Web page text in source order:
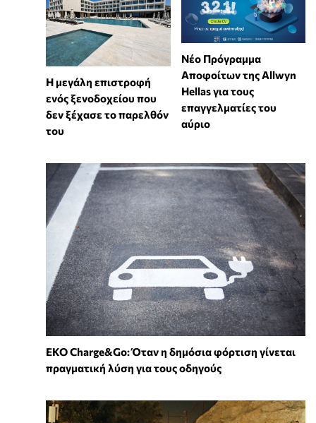
Η μεγάλη επιστροφή
ενός ξενοδοχείου που
δεν ξέχασε το παρελθόν
του
Νέο Πρόγραμμα
Αποφοίτων της Allwyn
Hellas για τους
επαγγελματίες του
αύριο
EKO Charge&Go: Όταν η δημόσια φόρτιση γίνεται
πραγματική λύση για τους οδηγούς